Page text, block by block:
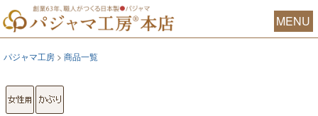
MENU
パジャマ工房 商品一覧